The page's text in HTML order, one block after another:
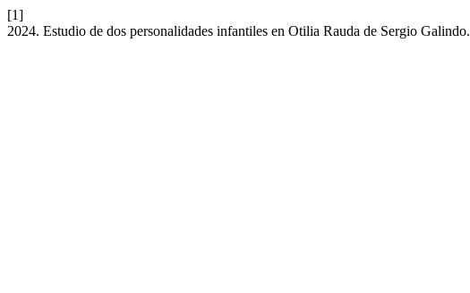
[1]
2024. Estudio de dos personalidades infantiles en Otilia Rauda de Sergio Galindo.